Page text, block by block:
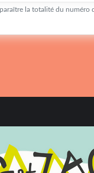
la totalité du numéro